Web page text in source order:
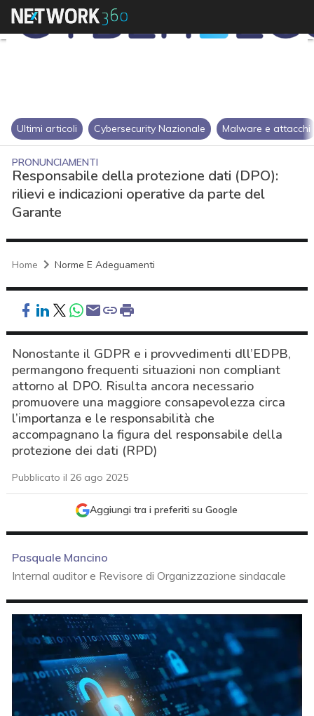
Ultimi articoli Cybersecurity Nazionale Malware e attacchi
PRONUNCIAMENTI
Responsabile della protezione dati (DPO):
rilievi e indicazioni operative da parte del
Garante
Home Norme E Adeguamenti
Nonostante il GDPR e i provvedimenti dll’EDPB,
permangono frequenti situazioni non compliant
attorno al DPO. Risulta ancora necessario
promuovere una maggiore consapevolezza circa
l’importanza e le responsabilità che
accompagnano la figura del responsabile della
protezione dei dati (RPD)
Pubblicato il 26 ago 2025
Aggiungi tra i preferiti su Google
Pasquale Mancino
Internal auditor e Revisore di Organizzazione sindacale